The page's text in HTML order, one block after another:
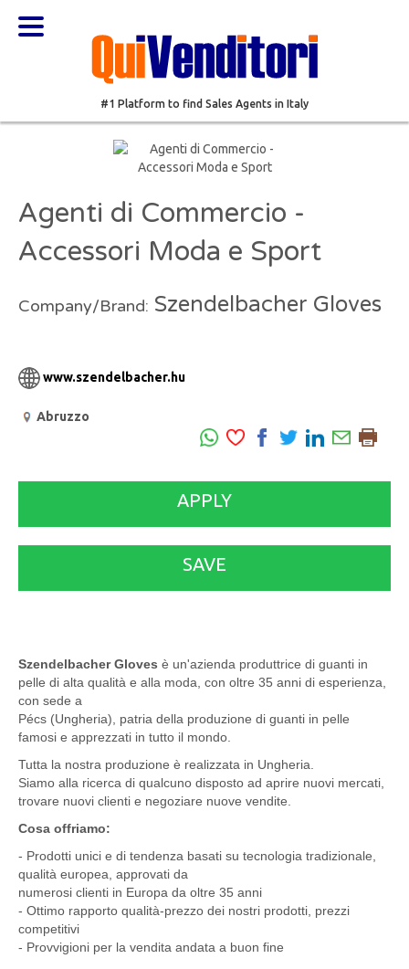
#1 Platform to find Sales Agents in Italy
Agenti di Commercio -
Accessori Moda e Sport
Company/Brand: Szendelbacher Gloves
www.szendelbacher.hu
Abruzzo
APPLY
SAVE
Szendelbacher Gloves è un'azienda produttrice di guanti in
pelle di alta qualità e alla moda, con oltre 35 anni di esperienza,
con sede a
Pécs (Ungheria), patria della produzione di guanti in pelle
famosi e apprezzati in tutto il mondo.
Tutta la nostra produzione è realizzata in Ungheria.
Siamo alla ricerca di qualcuno disposto ad aprire nuovi mercati,
trovare nuovi clienti e negoziare nuove vendite.
Cosa offriamo:
- Prodotti unici e di tendenza basati su tecnologia tradizionale,
qualità europea, approvati da
numerosi clienti in Europa da oltre 35 anni
- Ottimo rapporto qualità-prezzo dei nostri prodotti, prezzi
competitivi
- Provvigioni per la vendita andata a buon fine